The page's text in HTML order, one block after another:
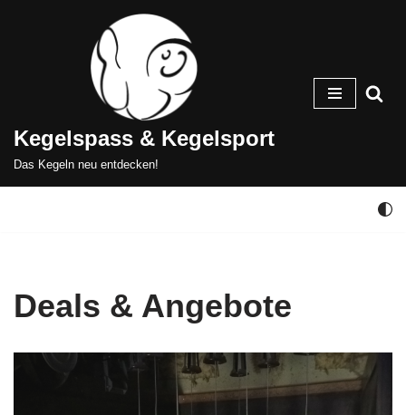
Kegelspass & Kegelsport
Das Kegeln neu entdecken!
Deals & Angebote